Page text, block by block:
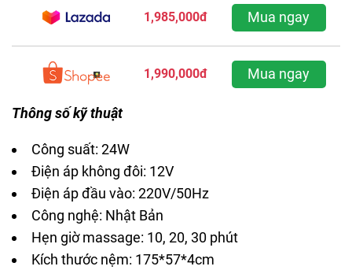
1,985,000đ Mua ngay
1,990,000đ Mua ngay
Thông số kỹ thuật
Công suất: 24W
Điện áp không đôi: 12V
Điện áp đầu vào: 220V/50Hz
Công nghệ: Nhật Bản
Hẹn giờ massage: 10, 20, 30 phút
Kích thước nệm: 175*57*4cm